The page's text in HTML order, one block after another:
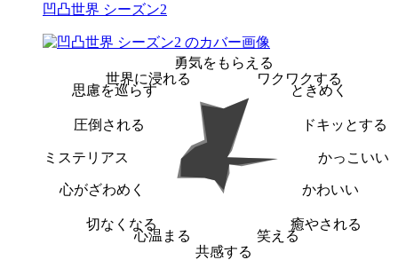
凹凸世界 シーズン2
勇気をもらえる
ワクワクする
ときめく
ドキッとする
かっこいい
かわいい
癒やされる
笑える
共感する
心温まる
切なくなる
心がざわめく
ミステリアス
圧倒される
思慮を巡らす
世界に浸れる